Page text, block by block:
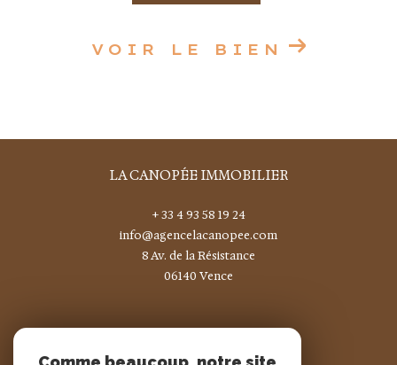
VOIR LE BIEN
LA CANOPÉE IMMOBILIER
+ 33 4 93 58 19 24
info@agencelacanopee.com
8 Av. de la Résistance
06140
vence